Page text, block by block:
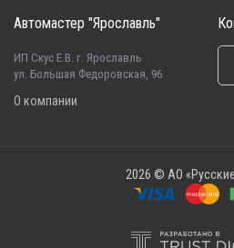
Автомастер "Ярославль"
ИП Скус Е.В. г. Ярославль
ул. Большая Федоровская, 96
О компании
2026 © АО